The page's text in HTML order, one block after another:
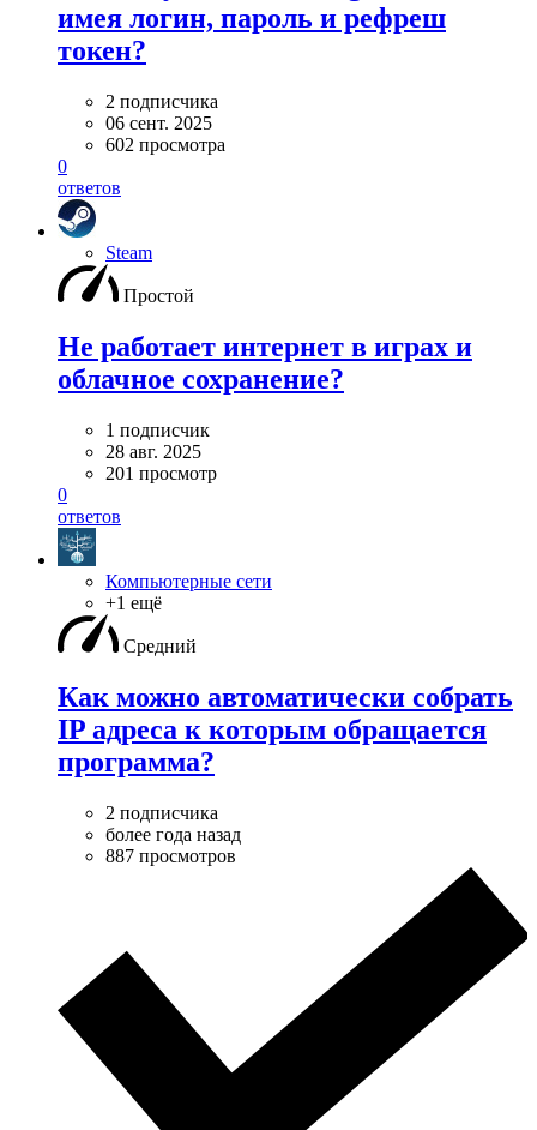
имея логин, пароль и рефреш
токен?
2 подписчика
06 сент. 2025
602 просмотра
0
ответов
Steam
Простой
Не работает интернет в играх и
облачное сохранение?
1 подписчик
28 авг. 2025
201 просмотр
0
ответов
Компьютерные сети
+1 ещё
Средний
Как можно автоматически собрать
IP адреса к которым обращается
программа?
2 подписчика
более года назад
887 просмотров